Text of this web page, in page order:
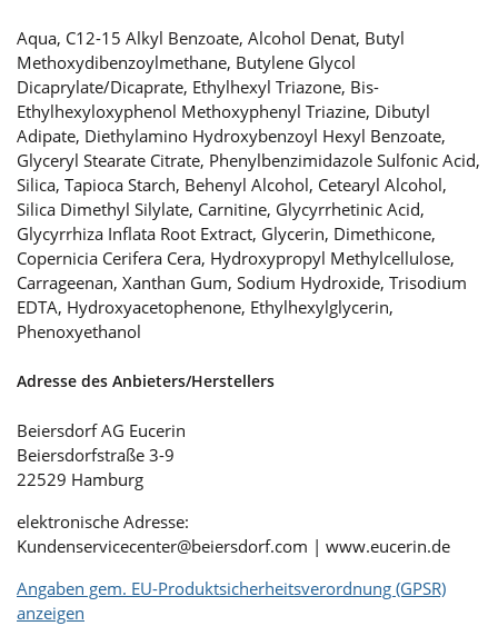
Aqua, C12-15 Alkyl Benzoate, Alcohol Denat, Butyl
Methoxydibenzoylmethane, Butylene Glycol
Dicaprylate/Dicaprate, Ethylhexyl Triazone, Bis-
Ethylhexyloxyphenol Methoxyphenyl Triazine, Dibutyl
Adipate, Diethylamino Hydroxybenzoyl Hexyl Benzoate,
Glyceryl Stearate Citrate, Phenylbenzimidazole Sulfonic Acid,
Silica, Tapioca Starch, Behenyl Alcohol, Cetearyl Alcohol,
Silica Dimethyl Silylate, Carnitine, Glycyrrhetinic Acid,
Glycyrrhiza Inflata Root Extract, Glycerin, Dimethicone,
Copernicia Cerifera Cera, Hydroxypropyl Methylcellulose,
Carrageenan, Xanthan Gum, Sodium Hydroxide, Trisodium
EDTA, Hydroxyacetophenone, Ethylhexylglycerin,
Phenoxyethanol
Adresse des Anbieters/Herstellers
Beiersdorf AG Eucerin
Beiersdorfstraße 3-9
22529 Hamburg
elektronische Adresse:
Kundenservicecenter@beiersdorf.com | www.eucerin.de
Angaben gem. EU-Produktsicherheitsverordnung (GPSR)
anzeigen